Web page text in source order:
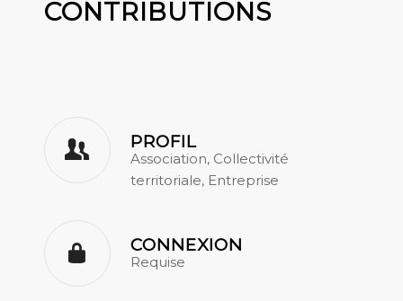
Détail démarche
CONTRIBUTIONS
PROFIL
Association, Collectivité
territoriale, Entreprise
CONNEXION
Requise